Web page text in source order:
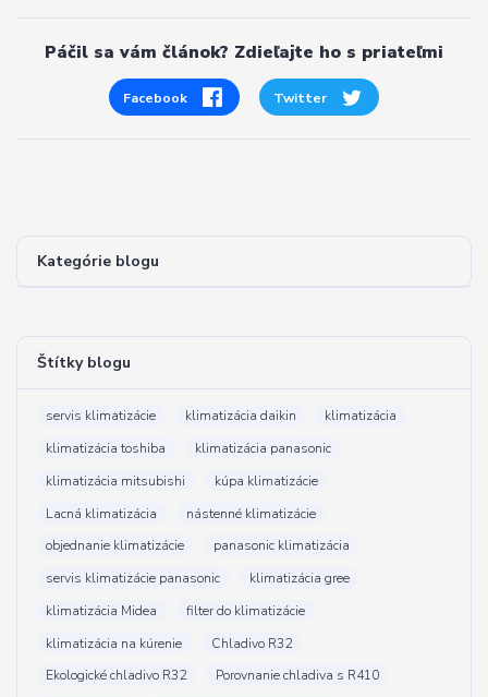
Kategórie blogu
Štítky blogu
servis klimatizácie klimatizácia daikin
klimatizácia
klimatizácia toshiba
klimatizácia panasonic
klimatizácia mitsubishi
kúpa klimatizácie
Lacná klimatizácia
nástenné klimatizácie
objednanie klimatizácie
panasonic klimatizácia
servis klimatizácie panasonic
klimatizácia gree
klimatizácia Midea
filter do klimatizácie
klimatizácia na kúrenie
Chladivo R32
Ekologické chladivo R32
Porovnanie chladiva s R410
Páčil sa vám článok? Zdieľajte ho s priateľmi
Facebook Twitter